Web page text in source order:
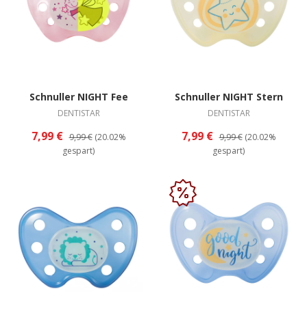
Schnuller NIGHT Fee
DENTISTAR
7,99 € 9,99 € (20.02%
gespart)
Schnuller NIGHT Stern
DENTISTAR
7,99 € 9,99 € (20.02%
gespart)